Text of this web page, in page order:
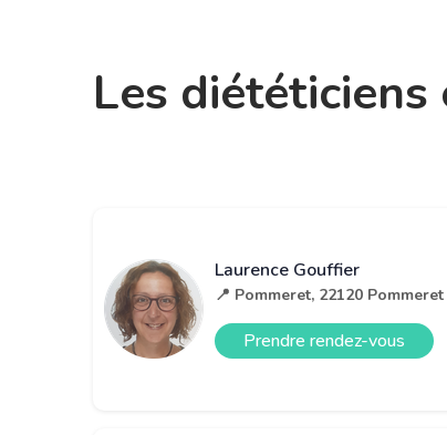
Les
Laurence Gouffier
📍 Pommeret, 22120 Pommeret
Prendre rendez-vous